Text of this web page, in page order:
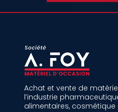
Achat et vente de
l’industrie
alimentaires, cosmétique